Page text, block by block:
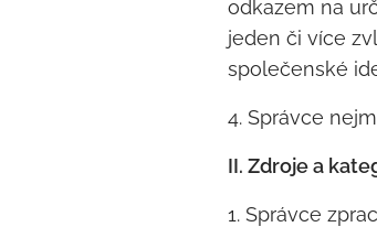
odkazem na
jeden či více
společenské
4. Správce
II. Zdroje a
1. Správce